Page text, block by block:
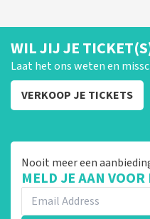
WIL JIJ JE
Laat het ons weten en
VERKOOP JE TICKETS
Nooit meer een
MELD JE AAN